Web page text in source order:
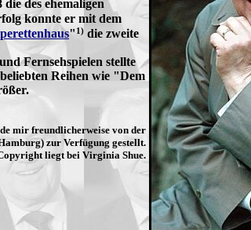
des ehemaligen
konnte er mit dem
" 1) die zweite
Fernsehspielen stellte
Reihen wie "Dem
mir freundlicherweise von der
zur Verfügung gestellt.
liegt bei Virginia Shue.